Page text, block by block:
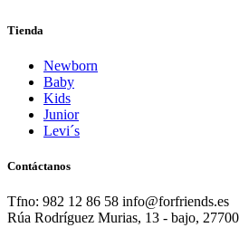
Tienda
Newborn
Baby
Kids
Junior
Levi´s
Contáctanos
Tfno: 982 12 86 58 info@forfriends.es
Rúa Rodríguez Murias, 13 - bajo,